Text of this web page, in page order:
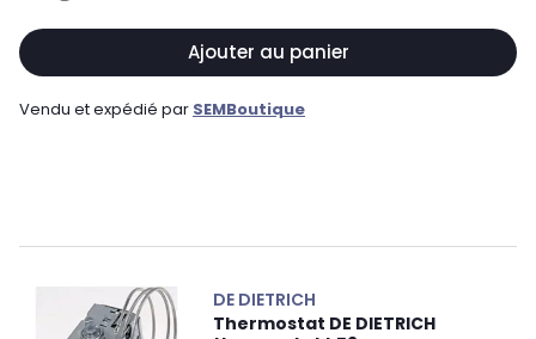
Ajouter au panier
Vendu et expédié par SEMBoutique
DE DIETRICH
Thermostat DE DIETRICH